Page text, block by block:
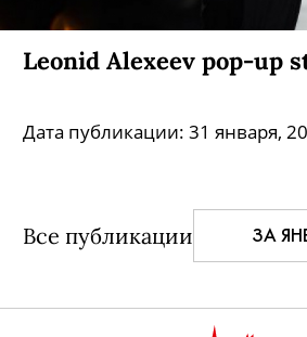
Leonid Alexeev pop-up
Дата публикации: 31 января,